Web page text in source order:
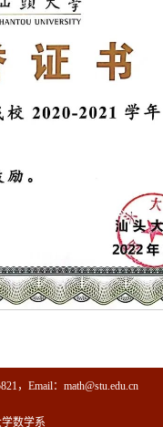
，Email：math@stu.edu.cn
学数学系